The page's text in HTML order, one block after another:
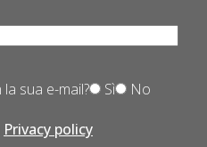
sua e-mail? Sì No
Privacy policy